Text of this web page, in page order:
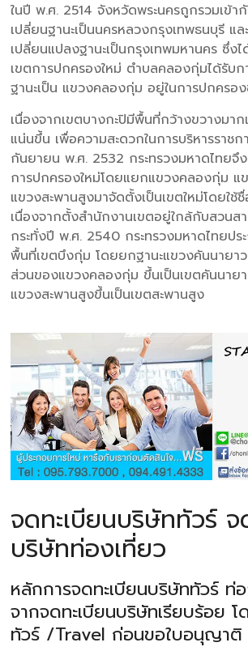
ในปี พ.ศ. 2514 จังหวัดพระนครถูกรวมเข้า
เปลี่ยนฐานะเป็นนครหลวงกรุงเทพธนบุรี แ
เปลี่ยนแปลงฐานะเป็นกรุงเทพมหานคร ซึ่งไ
เขตการปกครองใหม่ ตำบลคลองกุ่มได้รับ
ฐานะเป็น แขวงคลองกุ่ม อยู่ในการปกครอ
เนื่องจากเขตบางกะปิมีพื้นที่กว้างขวางมาก
แน่นขึ้น เพื่อความสะดวกในการบริหารราช
กันยายน พ.ศ. 2532 กระทรวงมหาดไทยจึ
การปกครองใหม่โดยแยกแขวงคลองกุ่ม แ
แขวงสะพานสูงมาจัดตั้งเป็นเขตใหม่โดยใช้
เนื่องจากตั้งสำนักงานเขตอยู่ใกล้กับสวนส
กระทั่งปี พ.ศ. 2540 กระทรวงมหาดไทยปร
พื้นที่เขตบึงกุ่ม โดยยกฐานะแขวงคันนายา
ส่วนของแขวงคลองกุ่ม ขึ้นเป็นเขตคันนาย
แขวงสะพานสูงขึ้นเป็นเขตสะพานสูง
จดทะเบียนบริษัททัวร์ จ
บริษัทท่องเที่ยว
หลักการจดทะเบียนบริษัททัวร์ ท่
จากจดทะเบียนบริษัทเรียบร้อย โ
ทัวร์ /Travel ก่อนขอใบอนุญาติ